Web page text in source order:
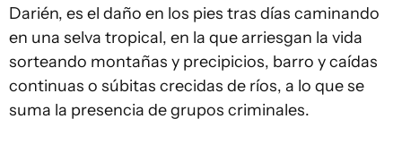
Darién, es el daño en los pies tras días caminando
en una selva tropical, en la que arriesgan la vida
sorteando montañas y precipicios, barro y caídas
continuas o súbitas crecidas de ríos, a lo que se
suma la presencia de grupos criminales.